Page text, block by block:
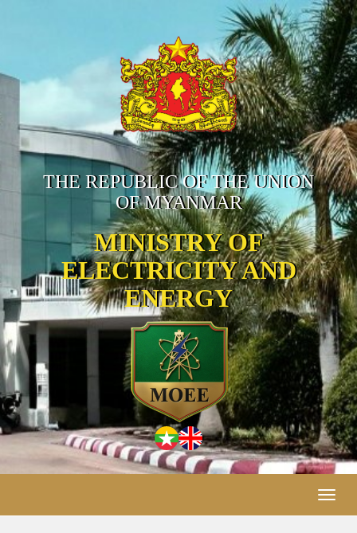
THE REPUBLIC OF THE UNION
OF MYANMAR
MINISTRY OF
ELECTRICITY AND
ENERGY
Toggle